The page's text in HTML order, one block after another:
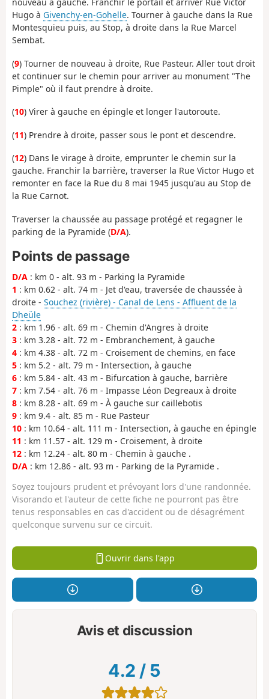
Hugo à Givenchy-en-Gohelle. Tourner à gauche dans la Rue
Montesquieu puis, au Stop, à droite dans la Rue Marcel
Sembat.
(9) Tourner de nouveau à droite, Rue Pasteur. Aller tout droit
et continuer sur le chemin pour arriver au monument "The
Pimple" où il faut prendre à droite.
(10) Virer à gauche en épingle et longer l'autoroute.
(11) Prendre à droite, passer sous le pont et descendre.
(12) Dans le virage à droite, emprunter le chemin sur la
gauche. Franchir la barrière, traverser la Rue Victor Hugo et
remonter en face la Rue du 8 mai 1945 jusqu'au au Stop de
la Rue Carnot.
Traverser la chaussée au passage protégé et regagner le
parking de la Pyramide (D/A).
Points de passage
D/A : km 0 - alt. 93 m - Parking la Pyramide
1 : km 0.62 - alt. 74 m - Jet d'eau, traversée de chaussée à
droite - Souchez (rivière) - Canal de Lens - Affluent de la
Dheüle
2 : km 1.96 - alt. 69 m - Chemin d'Angres à droite
3 : km 3.28 - alt. 72 m - Embranchement, à gauche
4 : km 4.38 - alt. 72 m - Croisement de chemins, en face
5 : km 5.2 - alt. 79 m - Intersection, à gauche
6 : km 5.84 - alt. 43 m - Bifurcation à gauche, barrière
7 : km 7.54 - alt. 76 m - Impasse Léon Degreaux à droite
8 : km 8.28 - alt. 69 m - À gauche sur caillebotis
9 : km 9.4 - alt. 85 m - Rue Pasteur
10 : km 10.64 - alt. 111 m - Intersection, à gauche en épingle
11 : km 11.57 - alt. 129 m - Croisement, à droite
12 : km 12.24 - alt. 80 m - Chemin à gauche .
D/A : km 12.86 - alt. 93 m - Parking de la Pyramide .
Soyez toujours prudent et prévoyant lors d'une randonnée.
Visorando et l'auteur de cette fiche ne pourront pas être
tenus responsables en cas d'accident ou de désagrément
quelconque survenu sur ce circuit.
Ouvrir dans l'app
Avis et discussion
4.2 / 5